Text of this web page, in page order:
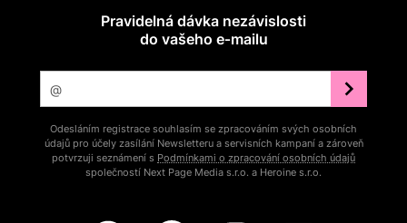
Pravidelná dávka nezávislosti
do vašeho e‑mailu
Odesláním registrace souhlasím se zpracováním svých osobních
údajů pro účely zasílání Newsletteru a servisních kampaní a zároveň
potvrzuji seznámení s Podmínkami o zpracování osobních údajů
společností Next Page Media s.r.o. a Heroine s.r.o.